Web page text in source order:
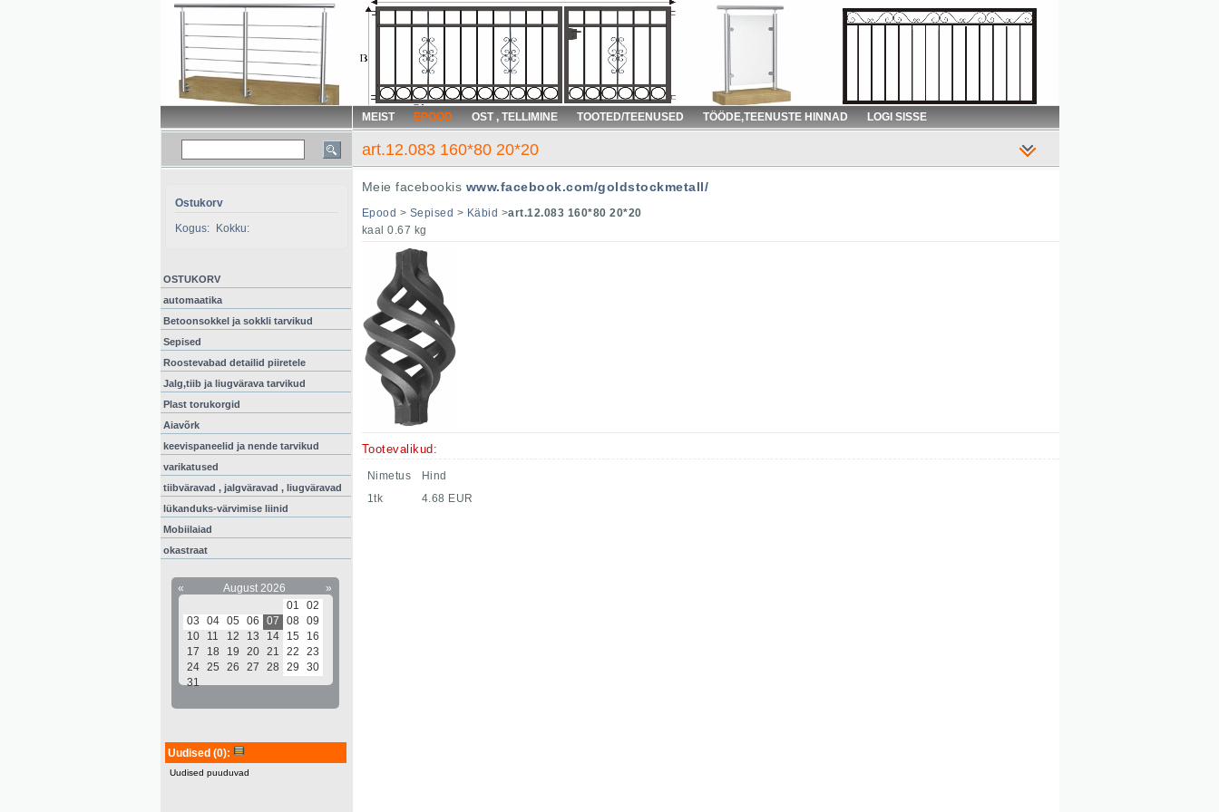
MEIST EPOOD OST , TELLIMINE TOOTED/TEENUSED TÖÖDE,TEENUSTE HINNAD LOGI SISSE
art.12.083 160*80 20*20
Ostukorv
Kogus:
Kokku:
OSTUKORV
automaatika
Betoonsokkel ja sokkli tarvikud
Sepised
Roostevabad detailid piiretele
Jalg,tiib ja liugvärava tarvikud
Plast torukorgid
Aiavõrk
keevispaneelid ja nende tarvikud
varikatused
tiibväravad , jalgväravad , liugväravad
lükanduks-värvimise liinid
Mobiilaiad
okastraat
« August 2026
»
01
02
03
04 05 06 07 08
09
10
11 12 13 14 15
16
17
18 19 20 21 22
23
24
25 26 27 28 29
30
31
Uudised (0):
Uudised puuduvad
Meie facebookis www.facebook.com/goldstockmetall/
Epood > Sepised > Käbid >art.12.083 160*80 20*20
kaal 0.67 kg
Tootevalikud:
Nimetus
Hind
1tk
4.68 EUR